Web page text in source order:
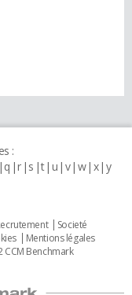
:
q r s t u v w x y
Societé
Mentions légales
CCM Benchmark